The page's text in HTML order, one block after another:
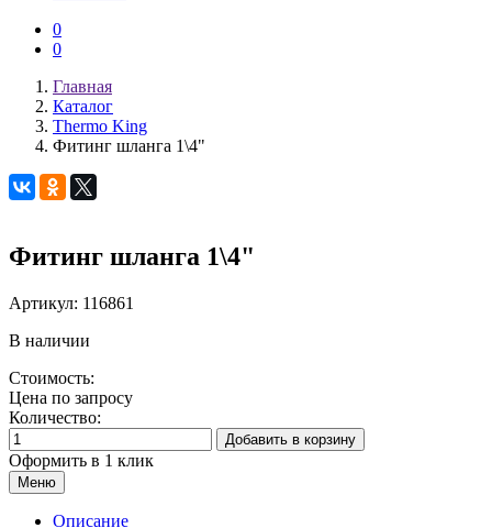
0
0
Главная
Каталог
Thermo King
Фитинг шланга 1\4"
Фитинг шланга 1\4"
Артикул: 116861
В наличии
Стоимость:
Цена по запросу
Количество:
Добавить в корзину
Оформить в 1 клик
Меню
Описание